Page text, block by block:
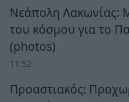
Νεάπολη Λακωνίας:
του κόσμου για το
(photos)
11:52
Προαστιακός: